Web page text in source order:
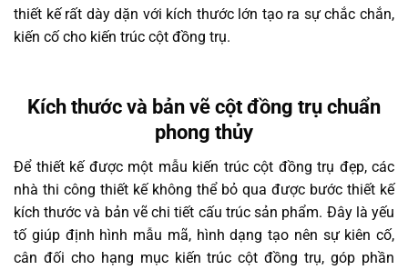
thiết kế rất dày dặn với kích thước lớn tạo ra sự chắc chắn,
kiến cố cho kiến trúc cột đồng trụ.
Kích thước và bản vẽ cột đồng trụ chuẩn
phong thủy
Để thiết kế được một mẫu kiến trúc cột đồng trụ đẹp, các
nhà thi công thiết kế không thể bỏ qua được bước thiết kế
kích thước và bản vẽ chi tiết cấu trúc sản phẩm. Đây là yếu
tố giúp định hình mẫu mã, hình dạng tạo nên sự kiên cố,
cân đối cho hạng mục kiến trúc cột đồng trụ, góp phần